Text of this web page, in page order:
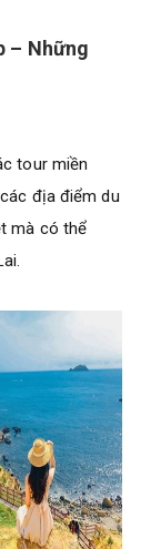
– Những
tour miền
địa điểm du
mà có thể